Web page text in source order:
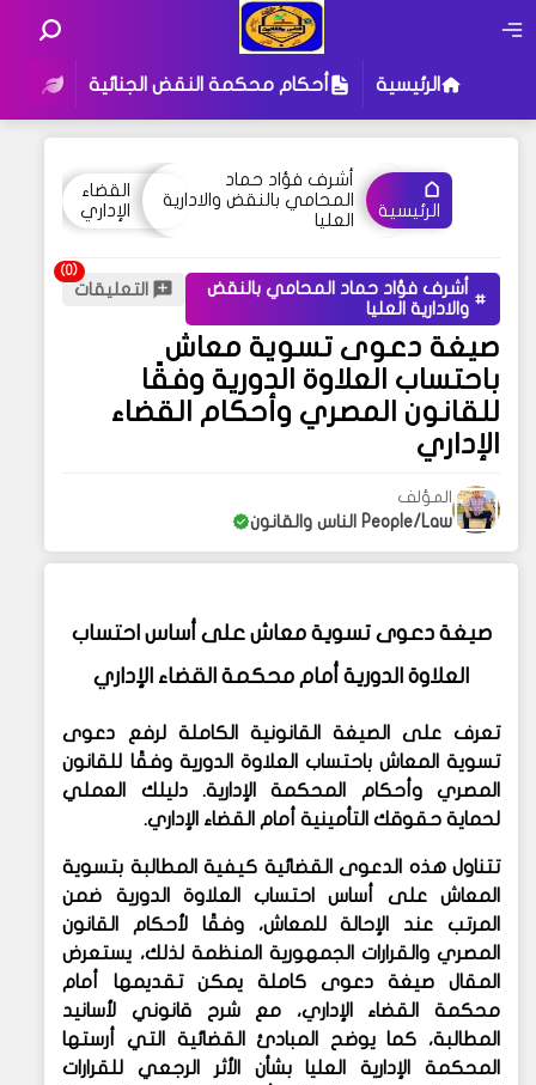
الرئيسية أحكام محكمة النقض الجنائية
الرئيسية
أشرف فؤاد حماد
المحامي بالنقض والادارية
العليا
القضاء
الإداري
أشرف فؤاد حماد المحامي بالنقض
والادارية العليا
التعليقات
صيغة دعوى تسوية معاش
باحتساب العلاوة الدورية وفقًا
للقانون المصري وأحكام القضاء
الإداري
المؤلف
People/Law الناس والقانون
صيغة دعوى تسوية معاش على أساس احتساب
العلاوة الدورية أمام محكمة القضاء الإداري
تعرف على الصيغة القانونية الكاملة لرفع دعوى
تسوية المعاش باحتساب العلاوة الدورية وفقًا للقانون
المصري وأحكام المحكمة الإدارية. دليلك العملي
لحماية حقوقك التأمينية أمام القضاء الإداري.
تتناول هذه الدعوى القضائية كيفية المطالبة بتسوية
المعاش على أساس احتساب العلاوة الدورية ضمن
المرتب عند الإحالة للمعاش، وفقًا لأحكام القانون
المصري والقرارات الجمهورية المنظمة لذلك، يستعرض
المقال صيغة دعوى كاملة يمكن تقديمها أمام
محكمة القضاء الإداري، مع شرح قانوني لأسانيد
المطالبة، كما يوضح المبادئ القضائية التي أرستها
المحكمة الإدارية العليا بشأن الأثر الرجعي للقرارات